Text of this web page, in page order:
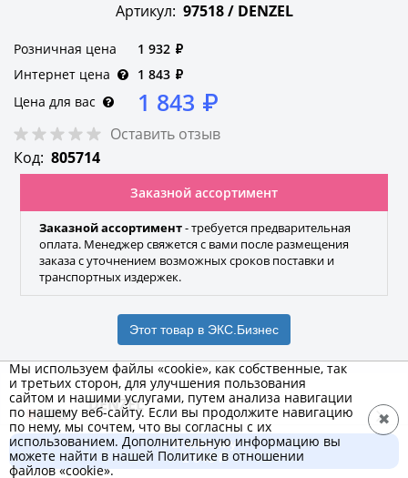
Артикул: 97518 / DENZEL
Розничная цена 1 932 ₽
Интернет цена
1 843 ₽
Цена для вас
1 843 ₽
Оставить отзыв
Код: 805714
Заказной ассортимент
Заказной ассортимент- требуется предварительная
оплата. Менеджер свяжется с вами после размещения
заказа с уточнением возможных сроков поставки и
транспортных издержек.
Этот товар в ЭКС.Бизнес
DENZEL
Бренд
В корзину
1 843 ₽
Мы используем файлы «cookie», как собственные, так
и третьих сторон, для улучшения пользования
сайтом и нашими услугами, путем анализа навигации
по нашему веб-сайту. Если вы продолжите навигацию
по нему, мы сочтем, что вы согласны с их
использованием. Дополнительную информацию вы
можете найти в нашей Политике в отношении
файлов «cookie».
✖